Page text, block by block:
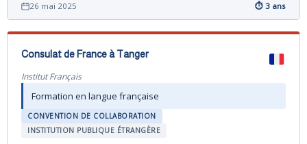
26 mai 2025 ⏱ 3 ans
Consulat de France à Tanger
Institut Français
Formation en langue française
CONVENTION DE COLLABORATION
INSTITUTION PUBLIQUE ÉTRANGÈRE